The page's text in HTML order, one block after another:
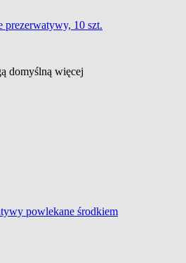
prezerwatywy, 10 szt.
domyślną więcej
powlekane środkiem